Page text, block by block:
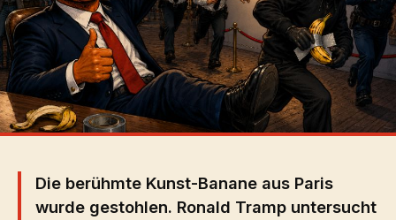
Die berühmte Kunst-Banane aus Paris
wurde gestohlen. Ronald Tramp untersucht